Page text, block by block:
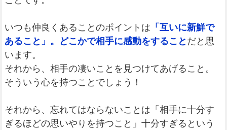
いつも仲良くあることのポイントは 「互いに新鮮で
あること」。どこかで相手に感動をすること だと思
います。
それから、相手の凄いことを見つけてあげること。
そういう心を持つことでしょう！
それから、忘れてはならないことは「相手に十分す
ぎるほどの思いやりを持つこと」十分すぎるという